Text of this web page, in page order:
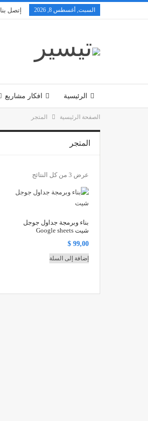
السبت, أغسطس 8, 2026 إتصل بنا
الرئيسية افكار مشاريع
تكنولوجيا
الصفحة الرئيسية المتجر
المتجر
عرض ⁦3⁩ من كل النتائج
بناء وبرمجة جداول جوجل
شيت Google sheets
$ 99,00
إضافة إلى السلة